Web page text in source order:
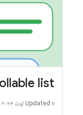
list
Updated ۷ اوت ۲۰۲۶